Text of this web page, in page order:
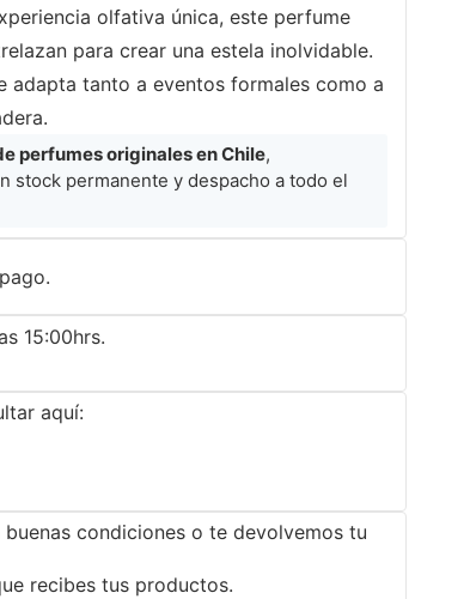
olfativa única, este perfume
para crear una estela inolvidable.
adapta tanto a eventos formales como a
perfumes originales en Chile,
stock permanente y despacho a todo el
15:00hrs.
aquí:
condiciones o te devolvemos tu
recibes tus productos.